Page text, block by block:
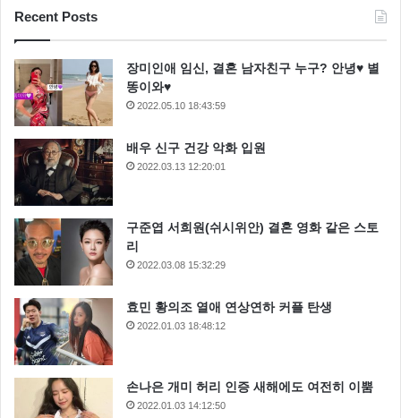
Recent Posts
장미인애 임신, 결혼 남자친구 누구? 안녕♥ 별
똥이와♥
2022.05.10 18:43:59
배우 신구 건강 악화 입원
2022.03.13 12:20:01
구준엽 서희원(쉬시위안) 결혼 영화 같은 스토
리
2022.03.08 15:32:29
효민 황의조 열애 연상연하 커플 탄생
2022.01.03 18:48:12
손나은 개미 허리 인증 새해에도 여전히 이뿜
2022.01.03 14:12:50